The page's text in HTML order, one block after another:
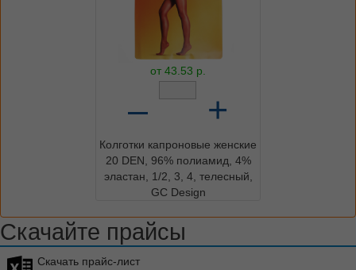
от 43.53 р.
– +
Колготки капроновые женские
20 DEN, 96% полиамид, 4%
эластан, 1/2, 3, 4, телесный,
GC Design
Скачайте прайсы
Скачать прайс-лист